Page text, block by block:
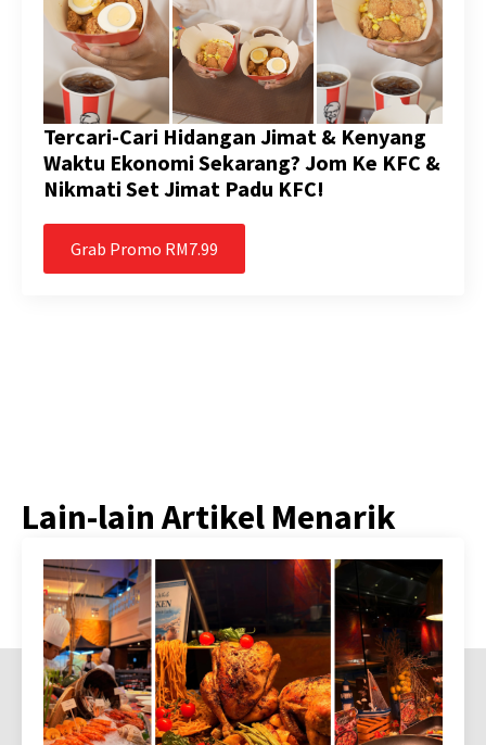
Tercari-Cari Hidangan Jimat & Kenyang
Waktu Ekonomi Sekarang? Jom Ke KFC &
Nikmati Set Jimat Padu KFC!
Grab Promo RM7.99
Lain-lain Artikel Menarik